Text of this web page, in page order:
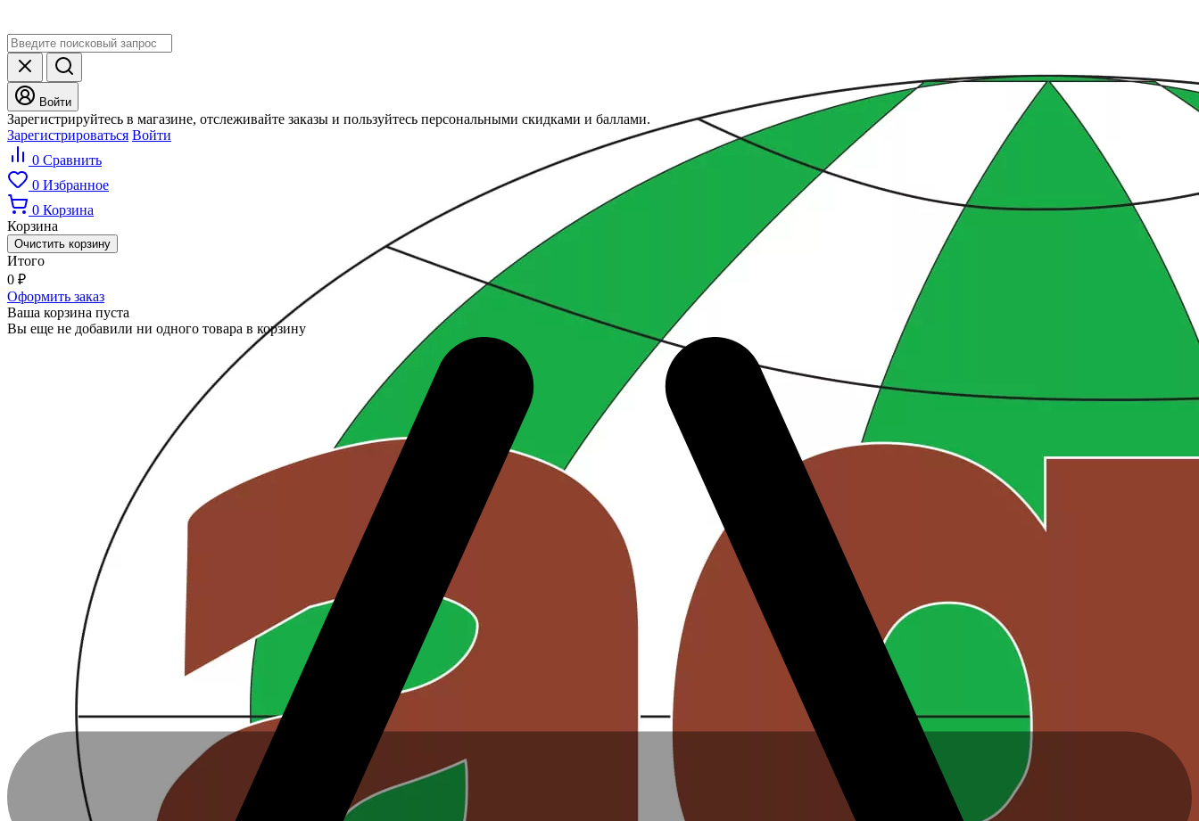
Войти
Зарегистрируйтесь в магазине, отслеживайте заказы и пользуйтесь персональными скидками и баллами.
Зарегистрироваться Войти
0 Сравнить
0 Избранное
0 Корзина
Корзина
Очистить корзину
Итого
0 ₽
Оформить заказ
Ваша корзина пуста
Вы еще не добавили ни одного товара в корзину